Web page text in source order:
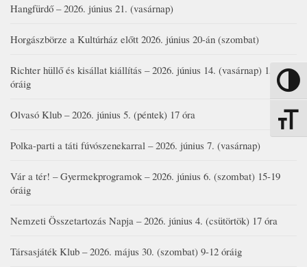
Nagy
Hangfürdő – 2026. június 21. (vasárnap)
Horgászbörze a Kultúrház előtt 2026. június 20-án (szombat)
Richter hüllő és kisállat kiállítás – 2026. június 14. (vasárnap) 15-17
óráig
Olvasó Klub – 2026. június 5. (péntek) 17 óra
Polka-parti a táti fúvószenekarral – 2026. június 7. (vasárnap)
Vár a tér! – Gyermekprogramok – 2026. június 6. (szombat) 15-19
óráig
Nemzeti Összetartozás Napja – 2026. június 4. (csütörtök) 17 óra
Társasjáték Klub – 2026. május 30. (szombat) 9-12 óráig